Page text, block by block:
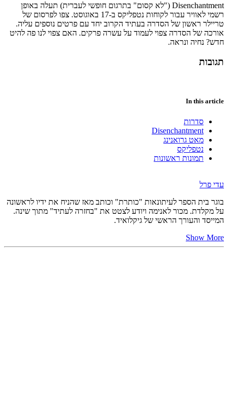
Disenchantment ("לא קסום" בתרגום חופשי לעברית) תעלה באופן
רשמי לאוויר עבור לקוחות נטפליקס ב-17 באוגוסט. צפו לפרסום של
טריילר ראשון של הסדרה בעתיד הקרוב יחד עם פרטים נוספים עליה.
אורכה של הסדרה צפוי לעמוד על עשרה פרקים. האם צפוי לנו פה להיט
חדש? נחיה ונראה.
תגובות
In this article
סדרות
Disenchantment
מאט גרואנינג
נטפליקס
תמונות ראשונות
עדי פרל
בוגר בית הספר לעיתונאות "כותרת" וכותב מאז שהניח את ידיו לראשונה
על מקלדת. מכור לאנימה ויודע לצטט את "בחזרה לעתיד" מתוך שינה.
המייסד והעורך הראשי של גיקלואיד.
Show More